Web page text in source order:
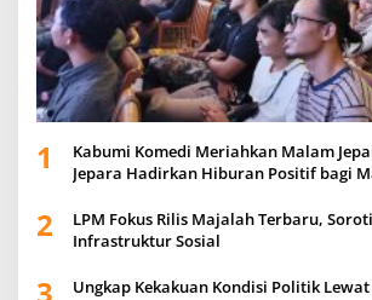
1
Kabumi Komedi Meriahkan Malam
Jepara Hadirkan Hiburan Positif bagi
2
LPM Fokus Rilis Majalah Terbaru,
Infrastruktur Sosial
Ungkap Kekakuan Kondisi Politik